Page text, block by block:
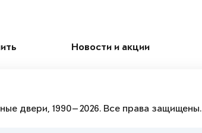
Новости и акции
двери, 1990—2026. Все права защищены.